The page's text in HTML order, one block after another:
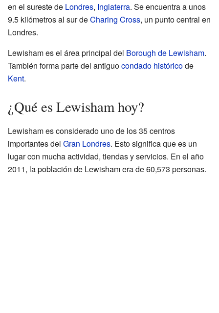
en el sureste de Londres, Inglaterra. Se encuentra a unos
9.5 kilómetros al sur deCharing Cross, un punto central en
Londres.
Lewisham es el área principal del Borough de Lewisham.
También forma parte del antiguocondado históricode
Kent.
¿Qué es Lewisham hoy?
Lewisham es considerado uno de los 35 centros
importantes del Gran Londres. Esto significa que es un
lugar con mucha actividad, tiendas y servicios. En el año
2011, la población de Lewisham era de 60,573 personas.